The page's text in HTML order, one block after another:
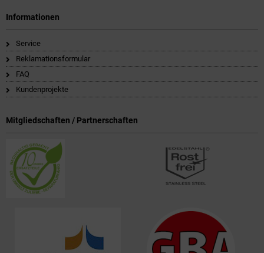
Informationen
Service
Reklamationsformular
FAQ
Kundenprojekte
Mitgliedschaften / Partnerschaften